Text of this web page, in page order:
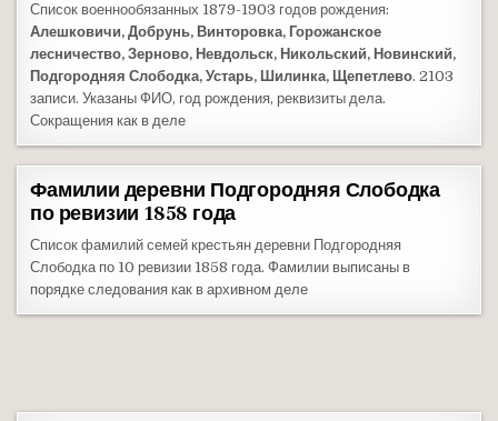
Список военнообязанных 1879-1903 годов рождения:
Алешковичи, Добрунь, Винторовка, Горожанское
лесничество, Зерново, Невдольск, Никольский, Новинский,
Подгородняя Слободка, Устарь, Шилинка, Щепетлево. 2103
записи. Указаны ФИО, год рождения, реквизиты дела.
Сокращения как в деле
Фамилии деревни Подгородняя Слободка
по ревизии 1858 года
Список фамилий семей крестьян деревни Подгородняя
Слободка по 10 ревизии 1858 года. Фамилии выписаны в
порядке следования как в архивном деле